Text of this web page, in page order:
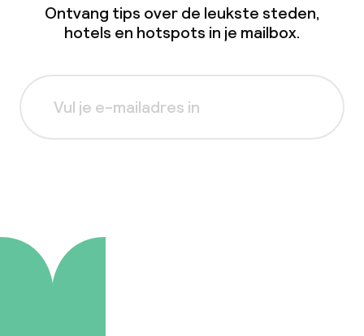
Ontvang tips over de leukste steden,
hotels en hotspots in je mailbox.